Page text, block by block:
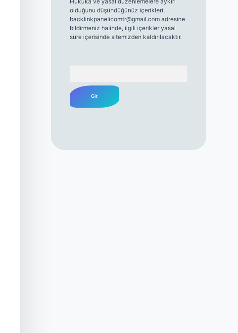
olduğunu düşündüğünüz içerikleri,
backlinkpanelicomtr@gmail.comadresine
bildirmeniz halinde, ilgili içerikler yasal
süre içerisinde sitemizden kaldırılacaktır.